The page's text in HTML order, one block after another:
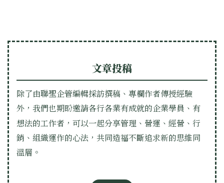
文章投稿
除了由聯聖企管編輯採訪撰稿、專欄作者傳授經驗
外，我們也期盼邀請各行各業有成就的企業學員、有
想法的工作者，可以一起分享管理、營運、經營、行
銷、組織運作的心法，共同造福不斷追求新的思維同
溫層。